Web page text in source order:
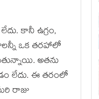
కానీ ఉగ్రం,
ఒక తరహాలో
అతను
లేదు. ఈ తరంలో
రాజు